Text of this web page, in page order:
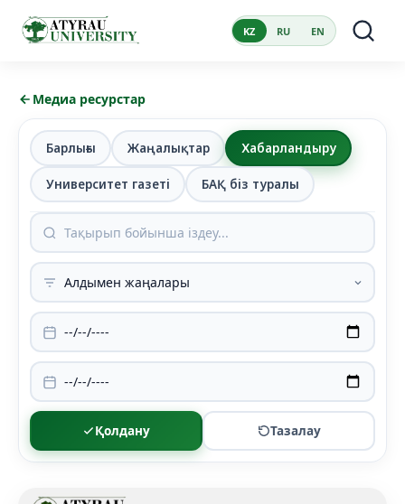
KZ RU EN
Медиа ресурстар
Барлығы Жаңалықтар Хабарландыру
Университет газеті БАҚ біз туралы
Қолдану Тазалау